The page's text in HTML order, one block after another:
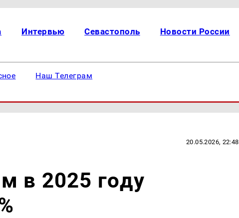
Интервью Севастополь Новости России
Наш Телеграм
20.05.2026, 22:48
в 2025 году